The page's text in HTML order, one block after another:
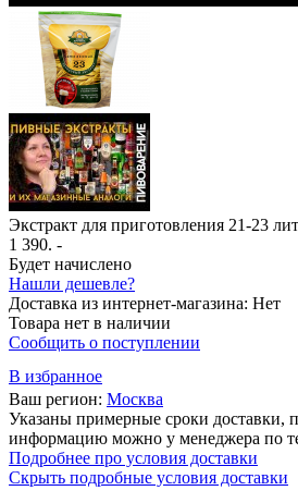
Экстракт для приготовления 21-23
1 390. -
Будет начислено
Нашли дешевле?
Доставка из интернет-магазина: Нет
Товара нет в наличии
Сообщить о поступлении
В избранное
Ваш регион: Москва
Указаны примерные сроки доставки,
информацию можно у менеджера по
Подробнее про условия доставки
Скрыть подробные условия доставки